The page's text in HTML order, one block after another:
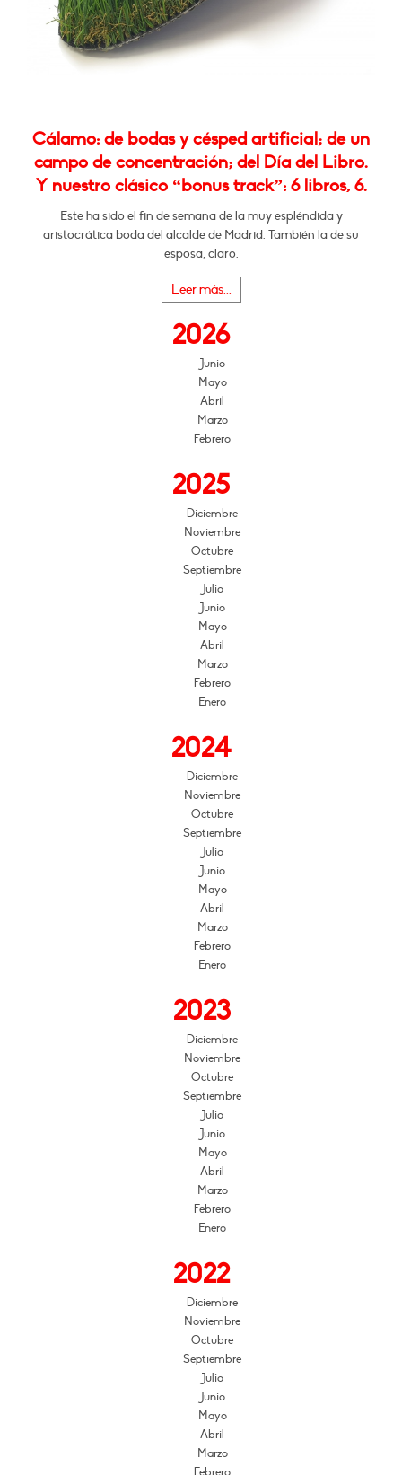
Cálamo: de bodas y césped artificial; de un
campo de concentración; del Día del Libro.
Y nuestro clásico “bonus track”: 6 libros, 6.
Este ha sido el fin de semana de la muy espléndida y
aristocrática boda del alcalde de Madrid. También la de su
esposa, claro.
Leer más...
2026
Junio
Mayo
Abril
Marzo
Febrero
2025
Diciembre
Noviembre
Octubre
Septiembre
Julio
Junio
Mayo
Abril
Marzo
Febrero
Enero
2024
Diciembre
Noviembre
Octubre
Septiembre
Julio
Junio
Mayo
Abril
Marzo
Febrero
Enero
2023
Diciembre
Noviembre
Octubre
Septiembre
Julio
Junio
Mayo
Abril
Marzo
Febrero
Enero
2022
Diciembre
Noviembre
Octubre
Septiembre
Julio
Junio
Mayo
Abril
Marzo
Febrero